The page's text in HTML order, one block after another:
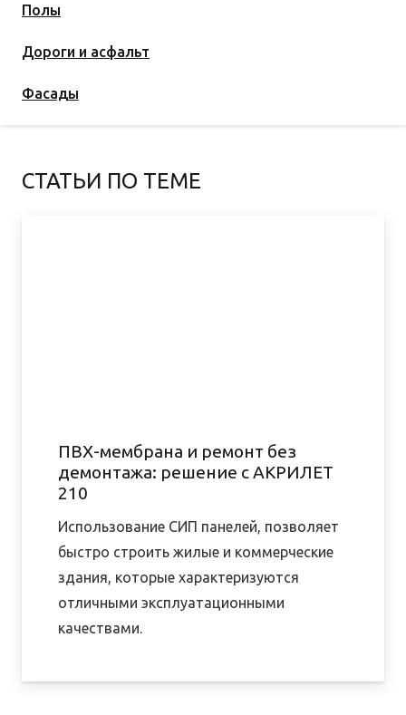
Полы
Дороги и асфальт
Фасады
СТАТЬИ ПО ТЕМЕ
ПВХ-мембрана и ремонт без
демонтажа: решение с АКРИЛЕТ
210
Использование СИП панелей, позволяет
быстро строить жилые и коммерческие
здания, которые характеризуются
отличными эксплуатационными
качествами.